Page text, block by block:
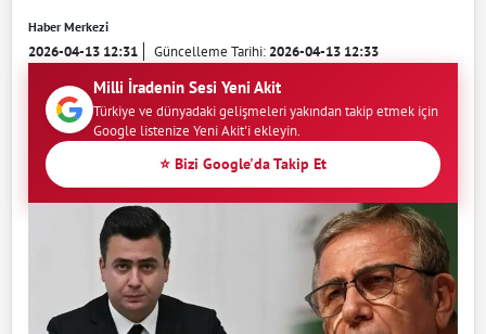
Haber Merkezi
2026-04-13 12:31 Güncelleme Tarihi:2026-04-13 12:33
Milli İradenin Sesi Yeni Akit
Türkiye ve dünyadaki gelişmeleri yakından takip etmek için
Google listenize Yeni Akit'i ekleyin.
⭐ Bizi Google'da Takip Et